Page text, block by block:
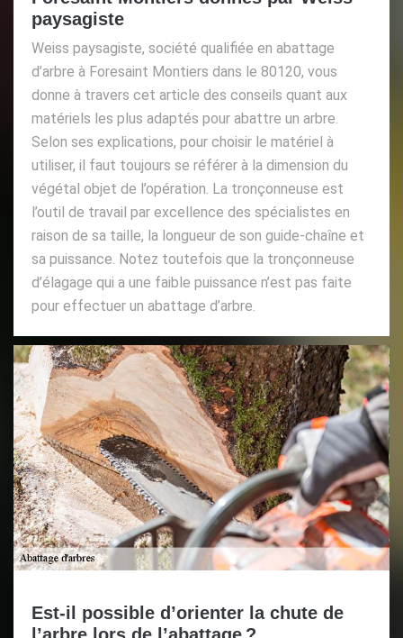
paysagiste
Weiss paysagiste, société qualifiée en abattage
d’arbre à Foresaint Montiers dans le 80120, vous
donne à travers cet article des conseils quant aux
matériels les plus adaptés pour abattre un arbre.
Selon ses explications, pour choisir le matériel à
utiliser, il faut toujours se référer à la dimension du
végétal objet de l’opération. La tronçonneuse est
l’outil de travail par excellence des spécialistes en
raison de sa taille, la longueur de son guide-chaîne et
sa puissance. Notez toutefois que la tronçonneuse
d’élagage qui a une faible puissance n’est pas faite
pour effectuer un abattage d’arbre.
Est-il possible d’orienter la chute de